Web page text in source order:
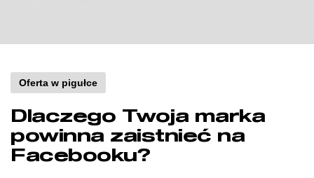
Oferta w pigułce
Dlaczego Twoja marka
powinna zaistnieć na
Facebooku?